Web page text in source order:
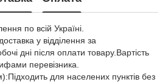
по всій Україні.
у відділення за
дні після оплати товару.Вартість
перевізника.
для населених пунктів без